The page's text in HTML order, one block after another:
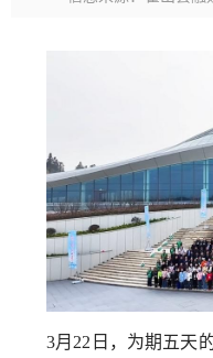
3月22日，为期五天